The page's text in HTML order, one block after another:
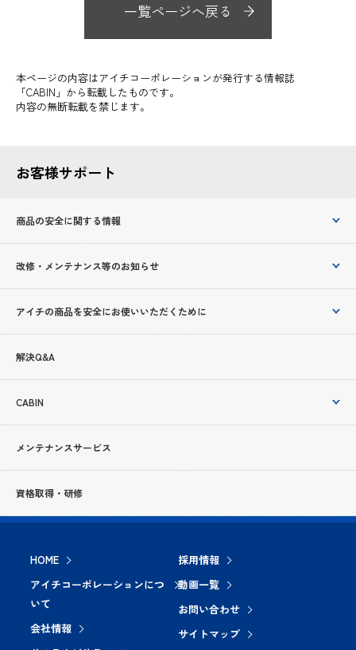
一覧ページへ戻る
本ページの内容はアイチコーポレーションが発行する情報誌
「CABIN」から転載したものです。
内容の無断転載を禁じます。
お客様サポート
商品の安全に関する情報
改修・メンテナンス等のお知らせ
アイチの商品を安全にお使いいただくために
解決Q&A
CABIN
メンテナンスサービス
資格取得・研修
HOME
アイチコーポレーションにつ
いて
会社情報
採用情報
動画一覧
お問い合わせ
サイトマップ